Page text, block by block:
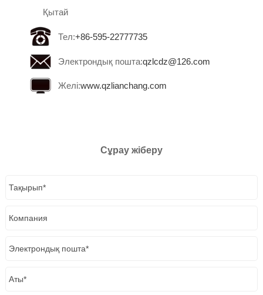
Қытай
Тел:+86-595-22777735
Электрондық пошта:qzlcdz@126.com
Желі:www.qzlianchang.com
Сұрау жіберу